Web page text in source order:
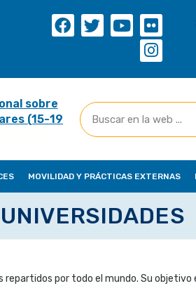
sobre
(15-19
MOVILIDAD Y PRÁCTICAS EXTERNAS
por todo el mundo. Su objetivo